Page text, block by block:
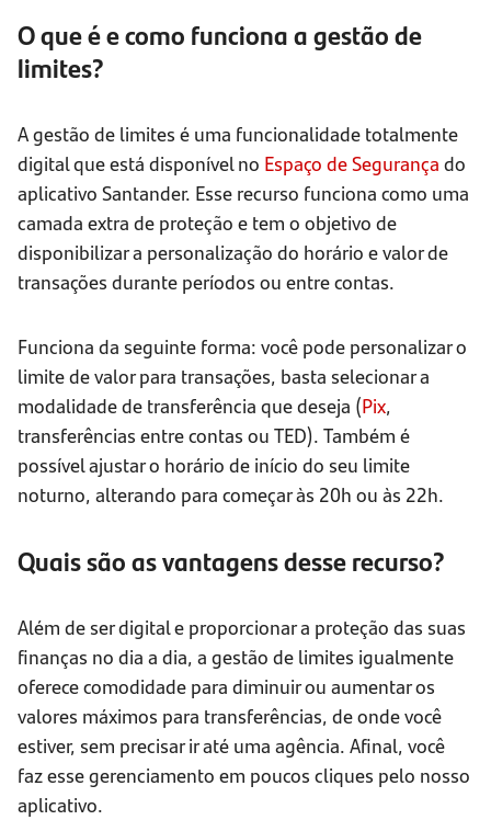
O que é e como funciona a gestão de
limites?
A gestão de limites é uma funcionalidade totalmente
digital que está disponível no Espaço de Segurança do
aplicativo Santander. Esse recurso funciona como uma
camada extra de proteção e tem o objetivo de
disponibilizar a personalização do horário e valor de
transações durante períodos ou entre contas.
Funciona da seguinte forma: você pode personalizar o
limite de valor para transações, basta selecionar a
modalidade de transferência que deseja (Pix,
transferências entre contas ou TED). Também é
possível ajustar o horário de início do seu limite
noturno, alterando para começar às 20h ou às 22h.
Quais são as vantagens desse recurso?
Além de ser digital e proporcionar a proteção das suas
finanças no dia a dia, a gestão de limites igualmente
oferece comodidade para diminuir ou aumentar os
valores máximos para transferências, de onde você
estiver, sem precisar ir até uma agência. Afinal, você
faz esse gerenciamento em poucos cliques pelo nosso
aplicativo.